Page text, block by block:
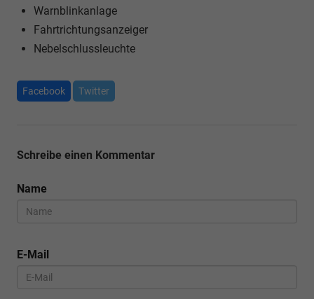
Warnblinkanlage
Fahrtrichtungsanzeiger
Nebelschlussleuchte
Facebook Twitter
Schreibe einen Kommentar
Name
E-Mail